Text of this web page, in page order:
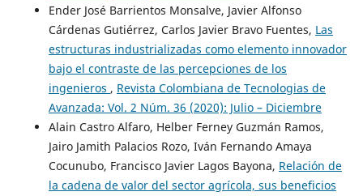
Ender José Barrientos Monsalve, Javier Alfonso
Cárdenas Gutiérrez, Carlos Javier Bravo Fuentes, Las
estructuras industrializadas como elemento innovador
bajo el contraste de las percepciones de los
ingenieros , Revista Colombiana de Tecnologias de
Avanzada: Vol. 2 Núm. 36 (2020): Julio – Diciembre
Alain Castro Alfaro, Helber Ferney Guzmán Ramos,
Jairo Jamith Palacios Rozo, Iván Fernando Amaya
Cocunubo, Francisco Javier Lagos Bayona, Relación de
la cadena de valor del sector agrícola, sus beneficios